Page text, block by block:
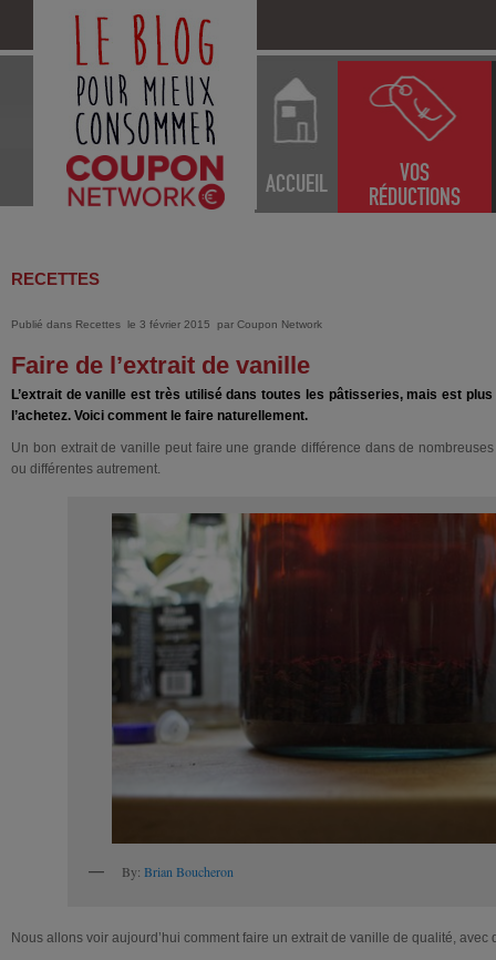
ACCUEIL
VOS
RÉDUCTIONS
RECETTES
Publié dans Recettes le 3 février 2015 par Coupon Network
Faire de l’extrait de vanille
L’extrait de vanille est très utilisé dans toutes les pâtisseries, mais est
l’achetez. Voici comment le faire naturellement.
Un bon extrait de vanille peut faire une grande différence dans de
ou différentes autrement.
By: Brian Boucheron
Nous allons voir aujourd’hui comment faire un extrait de vanille de qualité,